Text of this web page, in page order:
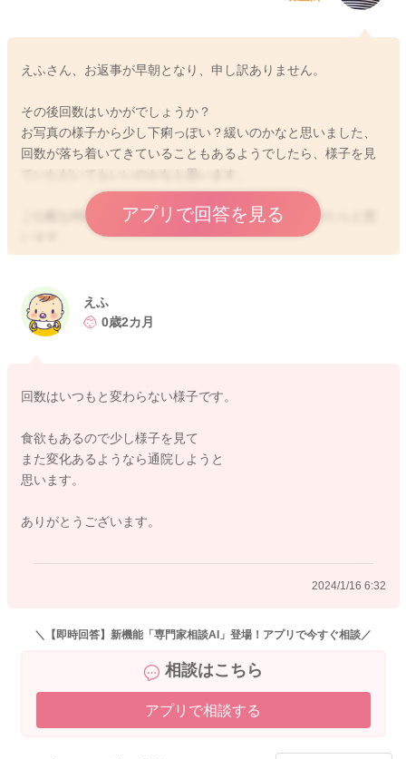
えふさん、お返事が早朝となり、申し訳ありません。
その後回数はいかがでしょうか？
お写真の様子から少し下痢っぽい？緩いのかなと思いました、
回数が落ち着いてきていることもあるようでしたら、様子を見
ていただいてもいいのかなと思います。
ご心配な時には、かかりつけの先生にご相談いただけたらと思
どうぞよろしくお願いします。
アプリで回答を見る
えふ
0歳2カ月
回数はいつもと変わらない様子です。
食欲もあるので少し様子を見て
また変化あるようなら通院しようと
思います。
ありがとうございます。
2024/1/16 6:32
＼【即時回答】新機能「専門家相談AI」登場！アプリで今すぐ相談／
相談はこちら
アプリで相談する